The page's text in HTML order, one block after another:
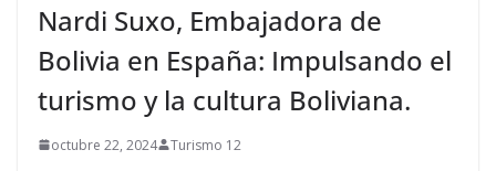
Nardi Suxo, Embajadora de
Bolivia en España: Impulsando el
turismo y la cultura Boliviana.
octubre 22, 2024 Turismo 12